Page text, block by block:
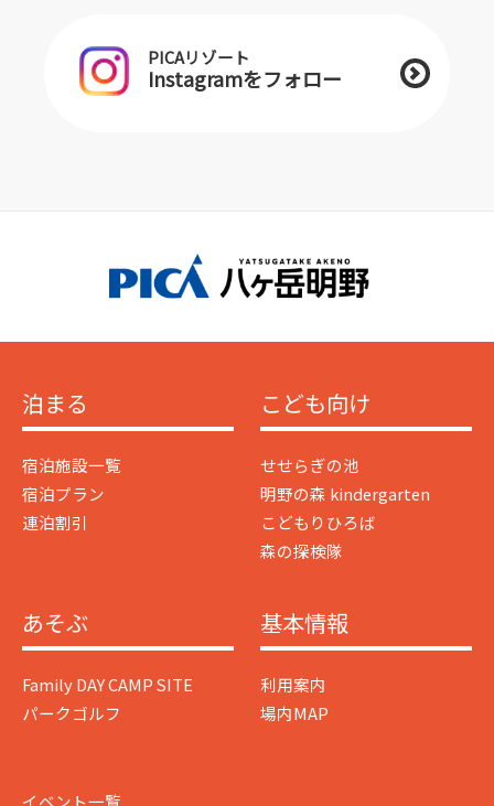
PICAリゾート
Instagramをフォロー
泊まる
宿泊施設一覧
宿泊プラン
連泊割引
こども向け
せせらぎの池
明野の森 kindergarten
こどもりひろば
森の探検隊
あそぶ
Family DAY CAMP SITE
パークゴルフ
基本情報
利用案内
場内MAP
イベント一覧